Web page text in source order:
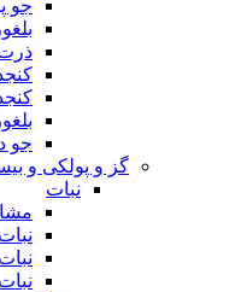
جو
ذرت
جو
گز و پولکی و
نبات
نبات